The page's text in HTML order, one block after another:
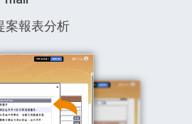
案報表分析